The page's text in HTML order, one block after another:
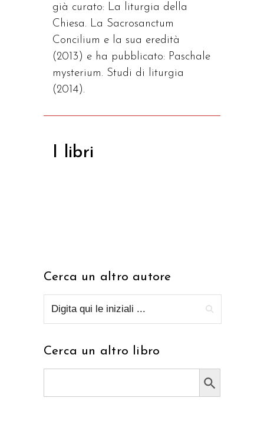
già curato: La liturgia della
Chiesa. La Sacrosanctum
Concilium e la sua eredità
(2013) e ha pubblicato: Paschale
mysterium. Studi di liturgia
(2014).
I libri
Cerca un altro autore
Cerca un altro libro
Search Button